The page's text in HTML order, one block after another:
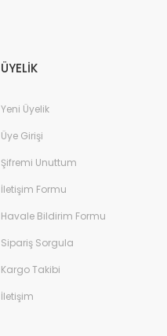
ÜYELİK
Yeni Üyelik
Üye Girişi
Şifremi Unuttum
İletişim Formu
Havale Bildirim Formu
Sipariş Sorgula
Kargo Takibi
İletişim